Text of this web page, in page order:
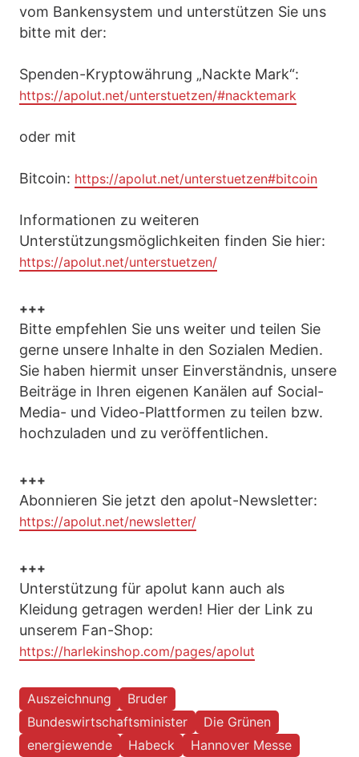
vom Bankensystem und unterstützen Sie uns
bitte mit der:
Spenden-Kryptowährung „Nackte Mark“:
https://apolut.net/unterstuetzen/#nacktemark
oder mit
Bitcoin: https://apolut.net/unterstuetzen#bitcoin
Informationen zu weiteren
Unterstützungsmöglichkeiten finden Sie hier:
https://apolut.net/unterstuetzen/
+++
Bitte empfehlen Sie uns weiter und teilen Sie
gerne unsere Inhalte in den Sozialen Medien.
Sie haben hiermit unser Einverständnis, unsere
Beiträge in Ihren eigenen Kanälen auf Social-
Media- und Video-Plattformen zu teilen bzw.
hochzuladen und zu veröffentlichen.
+++
Abonnieren Sie jetzt den apolut-Newsletter:
https://apolut.net/newsletter/
+++
Unterstützung für apolut kann auch als
Kleidung getragen werden! Hier der Link zu
unserem Fan-Shop:
https://harlekinshop.com/pages/apolut
Auszeichnung
Bruder
Bundeswirtschaftsminister
Die Grünen
energiewende
Habeck
Hannover Messe